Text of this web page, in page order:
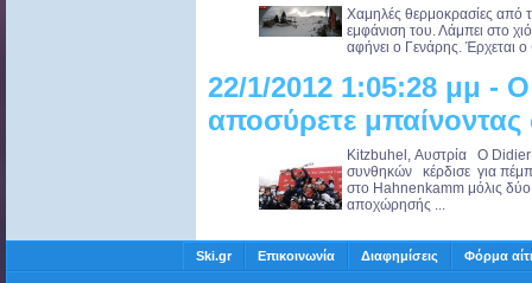
Χαμηλές θερμοκρασίες από
εμφάνιση του. Λάμπει στο
αφήνει ο Γενάρης. Έρχεται
22/1/2012 1:05:28 μμ -
αποσύρετε
Kitzbuhel, Αυστρία Ο
συνθηκών κέρδισε για
στο Hahnenkamm μόλις δύο
αποχώρησής ...
Ski.gr Επικοινωνία Διαφημίσεις Φόρμα